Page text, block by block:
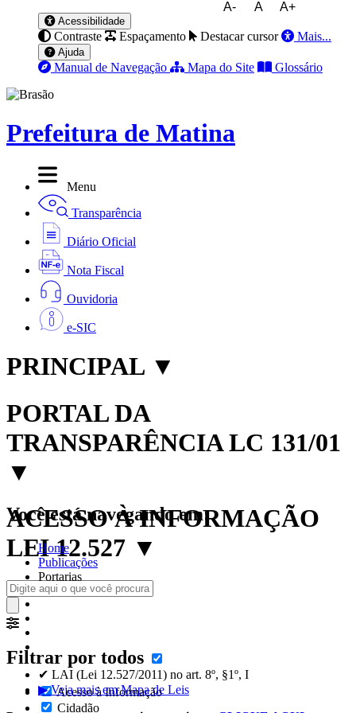
A- A A+
Acessibilidade
Contraste Espaçamento Destacar cursor Mais...
Ajuda
Manual de Navegação Mapa do Site Glossário
Prefeitura de Matina
Menu
Transparência
Diário Oficial
Nota Fiscal
Ouvidoria
e-SIC
PRINCIPAL ▼
PORTAL DA
TRANSPARÊNCIA LC 131/01
▼
ACESSO À INFORMAÇÃO
LEI 12.527 ▼
Filtrar por todos
Acesso à Informação
Cidadão
Você está navegando em:
Home
Publicações
Portarias
✔ LAI (Lei 12.527/2011) no art. 8º, §1º, I
▶ Veja mais em Mapa de Leis